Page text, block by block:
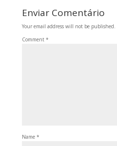
Enviar Comentário
Your email address will not be published.
Comment *
Name *